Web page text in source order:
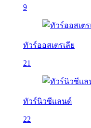
9
ทัวร์ออสเตรเลีย
21
ทัวร์นิวซีแลนด์
22